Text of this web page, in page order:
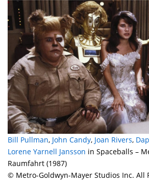
Bill Pullman, John Candy, Joan Rivers,
Lorene Yarnell Jansson in Spaceballs –
Raumfahrt (1987)
© Metro-Goldwyn-Mayer Studios Inc. All